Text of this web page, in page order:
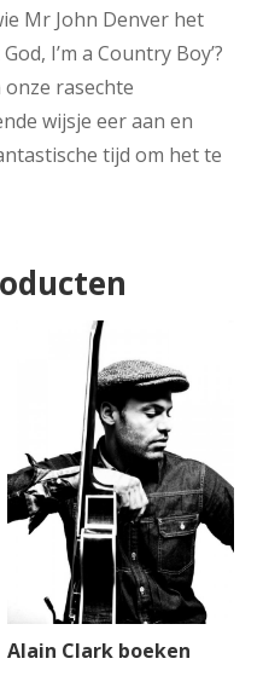
Mr John Denver het
I’m a Country Boy’?
rasechte
wijsje eer aan en
tijd om het te
Alain Clark boeken